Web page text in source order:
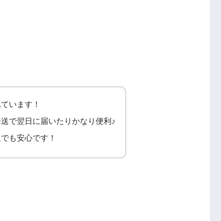
います！
で翌日に届いたりかなり便利♪
も安心です！